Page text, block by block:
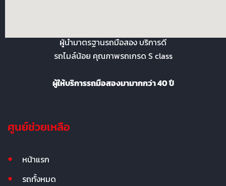
ผู้นำมาตรฐานรถมือสอง บริการดี
รถไมล์น้อย คุณภาพรถเกรด S class
ผู้ให้บริการรถมือสองมามากกว่า 40 ปี
ศูนย์ช่วยเหลือ
หน้าแรก
รถทั้งหมด